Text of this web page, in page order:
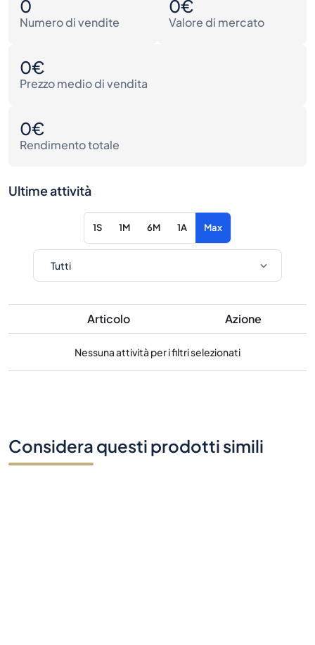
0
Numero di vendite
0€
Valore di mercato
0€
Prezzo medio di vendita
0€
Rendimento totale
Ultime attività
1S 1M 6M 1A Max
Articolo Azione
Nessuna attività per i filtri selezionati
Considera questi prodotti simili